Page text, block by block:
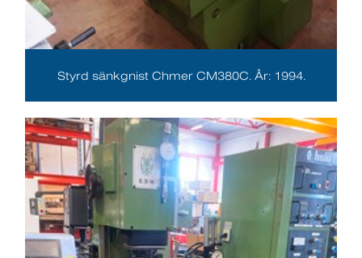
Styrd sänkgnist Chmer CM380C. År: 1994.